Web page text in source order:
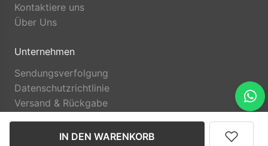
IN DEN WARENKORB
Kontaktiere uns
Über Uns
Unternehmen
Sendungsverfolgung
Datenschutzrichtlinie
Versand & Rückgabe